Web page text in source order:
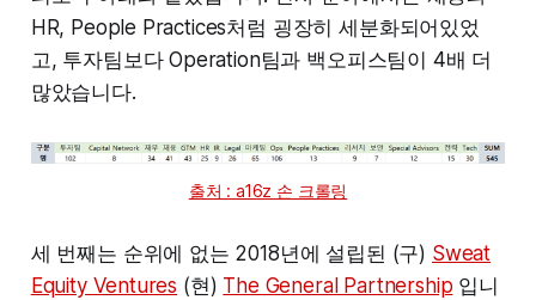
HR, People Practices처럼 굉장히 세분화되어있었
고, 투자팀보다 Operation팀과 백오피스팀이 4배 더
많았습니다.
출처 : a16z 손 크롤링
세 번째는 순위에 없는 2018년에 설립된 (구) Sweat
Equity Ventures (현) The General Partnership 입니